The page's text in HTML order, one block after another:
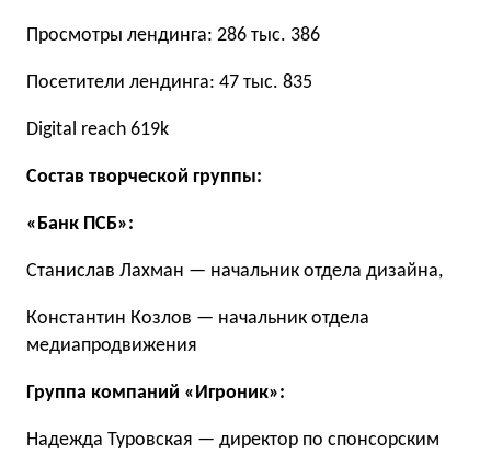
Просмотры лендинга: 286 тыс. 386
Посетители лендинга: 47 тыс. 835
Digital reach 619k
Состав творческой группы:
«Банк ПСБ»:
Станислав Лахман — начальник отдела дизайна,
Константин Козлов — начальник отдела
медиапродвижения
Группа компаний «Игроник»:
Надежда Туровская — директор по спонсорским